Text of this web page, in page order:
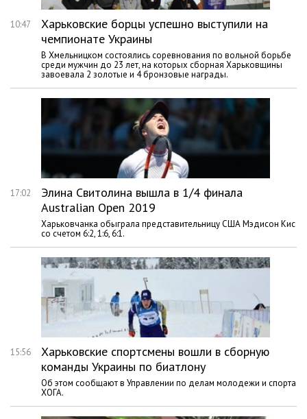
10:47
Харьковские борцы успешно выступили на
чемпионате Украины
В Хмельницком состоялись соревнования по вольной борьбе
среди мужчин до 23 лет, на которых сборная Харьковщины
завоевала 2 золотые и 4 бронзовые награды.
17:02
Элина Свитолина вышла в 1/4 финала
Australian Open 2019
Харьковчанка обыграла представительницу США Мэдисон Кис
со счетом 6:2, 1:6, 6:1.
15:56
Харьковские спортсмены вошли в сборную
команды Украины по биатлону
Об этом сообщают в Управлении по делам молодежи и спорта
ХОГА.